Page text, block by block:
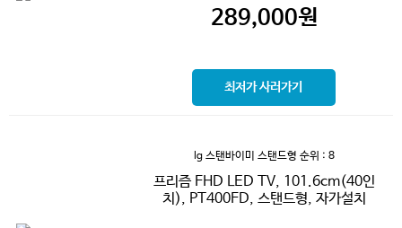
289,000원
최저가 사러가기
lg 스탠바이미 스탠드형 순위 : 8
프리즘 FHD LED TV, 101.6cm(40인
치), PT400FD, 스탠드형, 자가설치